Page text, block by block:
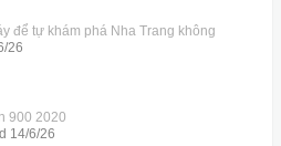
để tự khám phá Nha Trang không
26
900 2020
14/6/26